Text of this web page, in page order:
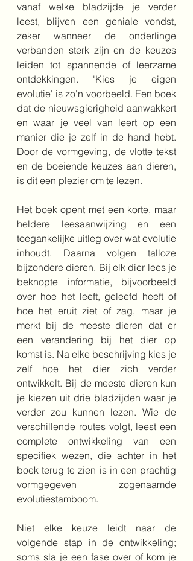
vanaf welke bladzijde je verder
leest, blijven een geniale vondst,
zeker wanneer de onderlinge
verbanden sterk zijn en de keuzes
leiden tot spannende of leerzame
ontdekkingen. 'Kies je eigen
evolutie' is zo'n voorbeeld. Een boek
dat de nieuwsgierigheid aanwakkert
en waar je veel van leert op een
manier die je zelf in de hand hebt.
Door de vormgeving, de vlotte tekst
en de boeiende keuzes aan dieren,
is dit een plezier om te lezen.
Het boek opent met een korte, maar
heldere leesaanwijzing en een
toegankelijke uitleg over wat evolutie
inhoudt. Daarna volgen talloze
bijzondere dieren. Bij elk dier lees je
beknopte informatie, bijvoorbeeld
over hoe het leeft, geleefd heeft of
hoe het eruit ziet of zag, maar je
merkt bij de meeste dieren dat er
een verandering bij het dier op
komst is. Na elke beschrijving kies je
zelf hoe het dier zich verder
ontwikkelt. Bij de meeste dieren kun
je kiezen uit drie bladzijden waar je
verder zou kunnen lezen. Wie de
verschillende routes volgt, leest een
complete ontwikkeling van een
specifiek wezen, die achter in het
boek terug te zien is in een prachtig
vormgegeven zogenaamde
evolutiestamboom.
Niet elke keuze leidt naar de
volgende stap in de ontwikkeling;
soms sla je een fase over of kom je